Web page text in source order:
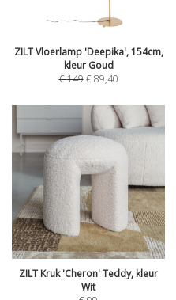
ZILT Vloerlamp 'Deepika', 154cm,
kleur Goud
€149 €89,40
ZILT Kruk 'Cheron' Teddy, kleur
Wit